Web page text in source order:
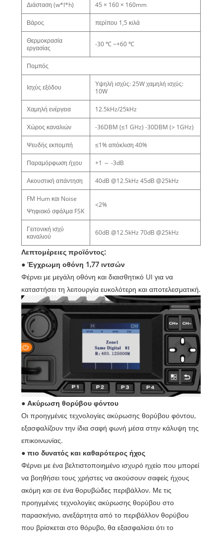
Διάσταση (w*l*h) 45 × 160 × 160mm
Βάρος περίπου 1,5 κιλά
Θερμοκρασία
εργασίας
-30 ℃ ~+60 ℃
Πομπός
Ισχύς εξόδου
Υψηλή ισχύς: 25W χαμηλή ισχύς:
10W
Χαμηλή ενέργεια 12.5kHz/25kHz
Χώρος καναλιών -36DBM (≤1 GHz) -30DBM (> 1GHz)
Ψευδής εκπομπή ≤1% απόκλιση 40%
Παραμόρφωση ήχου +1 ～ -3dB
Ακουστική απάντηση 40dB @12.5kHz 45dB @25kHz
FM Hum και Noise
Ψηφιακό σφάλμα FSK
<2%
Γειτονική ισχύ
καναλιού
60dB @12.5kHz 70dB @25kHz
Λεπτομέρειες προϊόντος:
● Έγχρωμη οθόνη 1,77 ιντσών
Φέρνει με μεγάλη οθόνη και διαισθητικό UI για να
καταστήσει τη λειτουργία ευκολότερη και αποτελεσματική.
● Ακύρωση θορύβου φόντου
Οι προηγμένες τεχνολογίες ακύρωσης θορύβου φόντου,
εξασφαλίζουν την ίδια σαφή φωνή μέσα στην κάλυψη της
επικοινωνίας.
● πιο δυνατός και καθαρότερος ήχος
Φέρνει με ένα βελτιστοποιημένο ισχυρό ηχείο που μπορεί
να βοηθήσει τους χρήστες να ακούσουν σαφείς ήχους
ακόμη και σε ένα θορυβώδες περιβάλλον. Με τις
προηγμένες τεχνολογίες ακύρωσης θορύβου στο
παρασκήνιο, ανεξάρτητα από το περιβάλλον θορύβου
που βρίσκεται στο θόρυβο, θα εξασφαλίσει ότι το